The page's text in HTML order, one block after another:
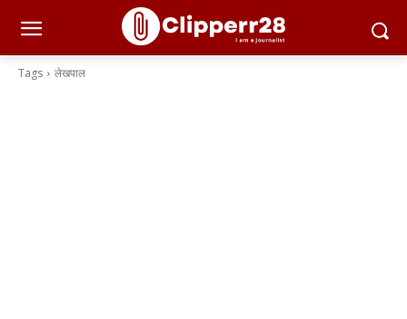
Tags लेखपाल